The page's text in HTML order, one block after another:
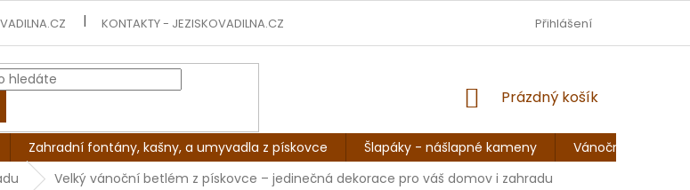
KONTAKTY - JEZISKOVADILNA.CZ OBCHODNÍ PODMÍNKY
Přihlášení
NÁKUPNÍ
Prázdný košík
Zahradní fontány, kašny, a umyvadla z pískovce Šlapáky - nášlapné kameny
Vánoční sochy,
Velký vánoční betlém z pískovce – jedinečná dekorace pro váš domov i zahradu